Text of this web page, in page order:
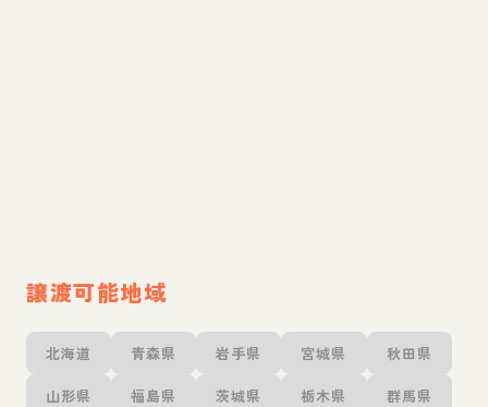
譲渡可能地域
北海道 青森県 岩手県 宮城県 秋田県
山形県 福島県 茨城県 栃木県 群馬県